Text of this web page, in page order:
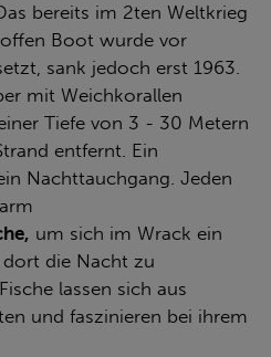
bereits im 2ten Weltkrieg
Boot wurde vor
sank jedoch erst 1963.
mit Weichkorallen
Tiefe von 3 - 30 Metern
entfernt. Ein
Nachttauchgang. Jeden
um sich im Wrack ein
die Nacht zu
lassen sich aus
und faszinieren bei ihrem